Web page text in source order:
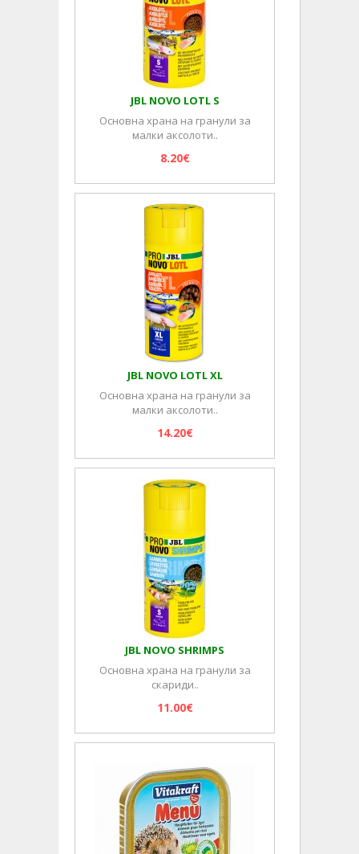
JBL NOVO LOTL S
Основна храна на гранули за
малки аксолоти..
8.20€
JBL NOVO LOTL XL
Основна храна на гранули за
малки аксолоти..
14.20€
JBL NOVO SHRIMPS
Основна храна на гранули за
скариди..
11.00€